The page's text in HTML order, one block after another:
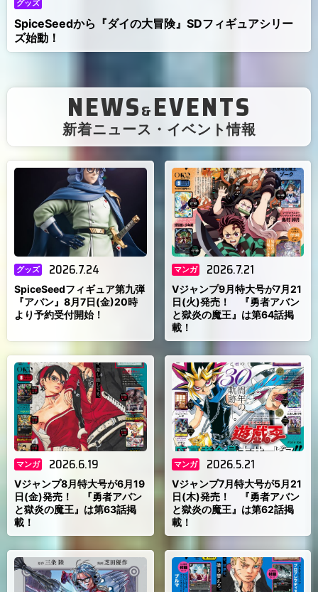
グッズ
SpiceSeedから『ダイの大冒険』SDフィギュアシリー
ズ始動！
NEWS&EVENTS
新着ニュース・イベント情報
）
グッズ 2026.7.24
SpiceSeedフィギュア第九弾
『アバン』8月7日(金)20時
より予約受付開始！
マンガ 2026.7.21
Vジャンプ9月特大号が7月21
日(火)発売！ 『勇者アバン
と獄炎の魔王』は第64話掲
載！
マンガ 2026.6.19
Vジャンプ8月特大号が6月19
日(金)発売！ 『勇者アバン
と獄炎の魔王』は第63話掲
載！
マンガ 2026.5.21
Vジャンプ7月特大号が5月21
日(木)発売！ 『勇者アバン
と獄炎の魔王』は第62話掲
載！